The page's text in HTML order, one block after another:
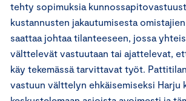
tehty sopimuksia
kustannusten jakautumisesta omistajien
saattaa johtaa tilanteeseen, jossa
välttelevät vastuutaan tai ajattelevat,
käy tekemässä tarvittavat työt.
vastuun välttelyn ehkäisemiseksi Harju